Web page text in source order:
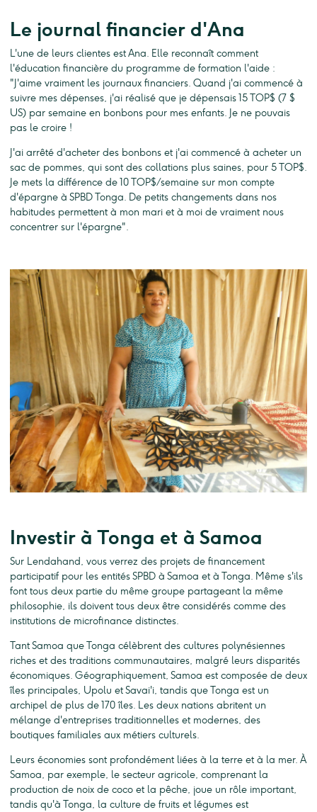
Le journal financier d'Ana
L'une de leurs clientes est Ana. Elle reconnaît comment
l'éducation financière du programme de formation l'aide :
"J'aime vraiment les journaux financiers. Quand j'ai commencé à
suivre mes dépenses, j'ai réalisé que je dépensais 15 TOP$ (7 $
US) par semaine en bonbons pour mes enfants. Je ne pouvais
pas le croire !
J'ai arrêté d'acheter des bonbons et j'ai commencé à acheter un
sac de pommes, qui sont des collations plus saines, pour 5 TOP$.
Je mets la différence de 10 TOP$/semaine sur mon compte
d'épargne à SPBD Tonga. De petits changements dans nos
habitudes permettent à mon mari et à moi de vraiment nous
concentrer sur l'épargne".
Investir à Tonga et à Samoa
Sur Lendahand, vous verrez des projets de financement
participatif pour les entités SPBD à Samoa et à Tonga. Même s'ils
font tous deux partie du même groupe partageant la même
philosophie, ils doivent tous deux être considérés comme des
institutions de microfinance distinctes.
Tant Samoa que Tonga célèbrent des cultures polynésiennes
riches et des traditions communautaires, malgré leurs disparités
économiques. Géographiquement, Samoa est composée de deux
îles principales, Upolu et Savai'i, tandis que Tonga est un
archipel de plus de 170 îles. Les deux nations abritent un
mélange d'entreprises traditionnelles et modernes, des
boutiques familiales aux métiers culturels.
Leurs économies sont profondément liées à la terre et à la mer. À
Samoa, par exemple, le secteur agricole, comprenant la
production de noix de coco et la pêche, joue un rôle important,
tandis qu'à Tonga, la culture de fruits et légumes est